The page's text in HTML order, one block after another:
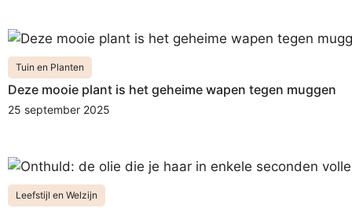
Tuin en Planten
Deze mooie plant is het geheime wapen tegen muggen
25 september 2025
Leefstijl en Welzijn